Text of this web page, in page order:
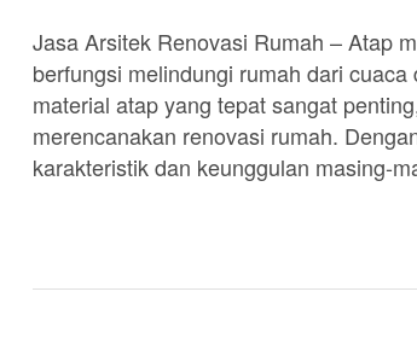
Jasa Arsitek Renovasi Rumah – Atap
berfungsi melindungi rumah dari
material atap yang tepat sangat
merencanakan renovasi rumah.
karakteristik dan keunggulan masing-